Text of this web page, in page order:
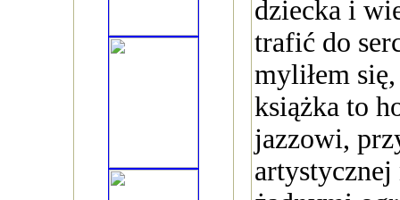
dziecka i
trafić do
myliłem
książka to
jazzowi,